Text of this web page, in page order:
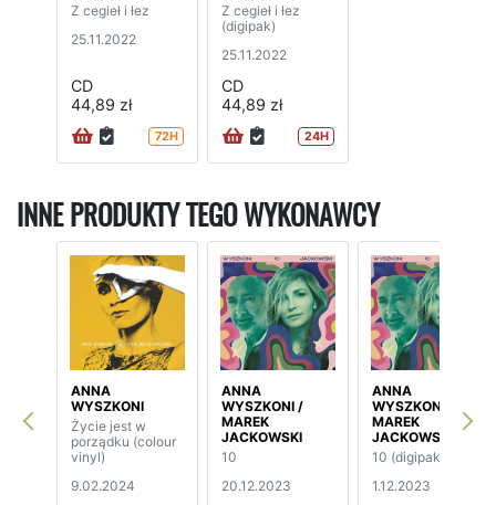
Z cegieł i łez
25.11.2022
CD
44,89 zł
72H
Z cegieł i łez
(digipak)
25.11.2022
CD
44,89 zł
24H
INNE PRODUKTY TEGO WYKONAWCY
ANNA
WYSZKONI
Życie jest w
porządku (colour
vinyl)
9.02.2024
ANNA
WYSZKONI /
MAREK
JACKOWSKI
10
20.12.2023
ANNA
WYSZKONI /
MAREK
JACKOWSKI
10 (digipak)
1.12.2023